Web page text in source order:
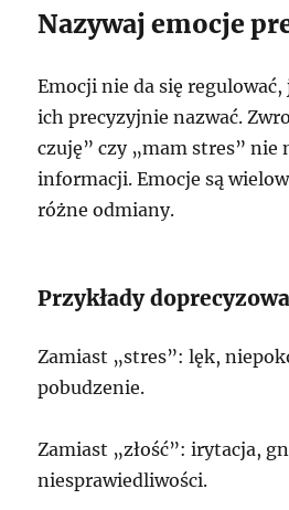
Nazywaj emocje
Emocji nie da się
ich precyzyjnie nazwać.
czuję” czy „mam stres” nie
informacji. Emocje są
różne odmiany.
Przykłady
Zamiast „stres”: lęk,
pobudzenie.
Zamiast „złość”: irytacja,
niesprawiedliwości.